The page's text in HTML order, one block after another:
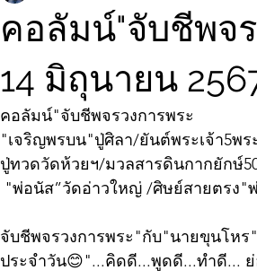
คอลัมน์"จับชีพจ
14 มิถุนายน
คอลัมน์"จับชีพจรวงการพระ
"เจริญพรบน"ปู่ศิลา/ยันต์พระเจ้า5พร
ปู่ทวดวัดห้วยฯ/มวลสารดินกากยักษ์
"พ่อนัส”วัดอ่าวใหญ่ /ศิษย์สายตรง"
จับชีพจรวงการพระ"กับ"นายขุนโหร
ประจำวัน😊"...คิดดี...พูดดี...ทำดี...